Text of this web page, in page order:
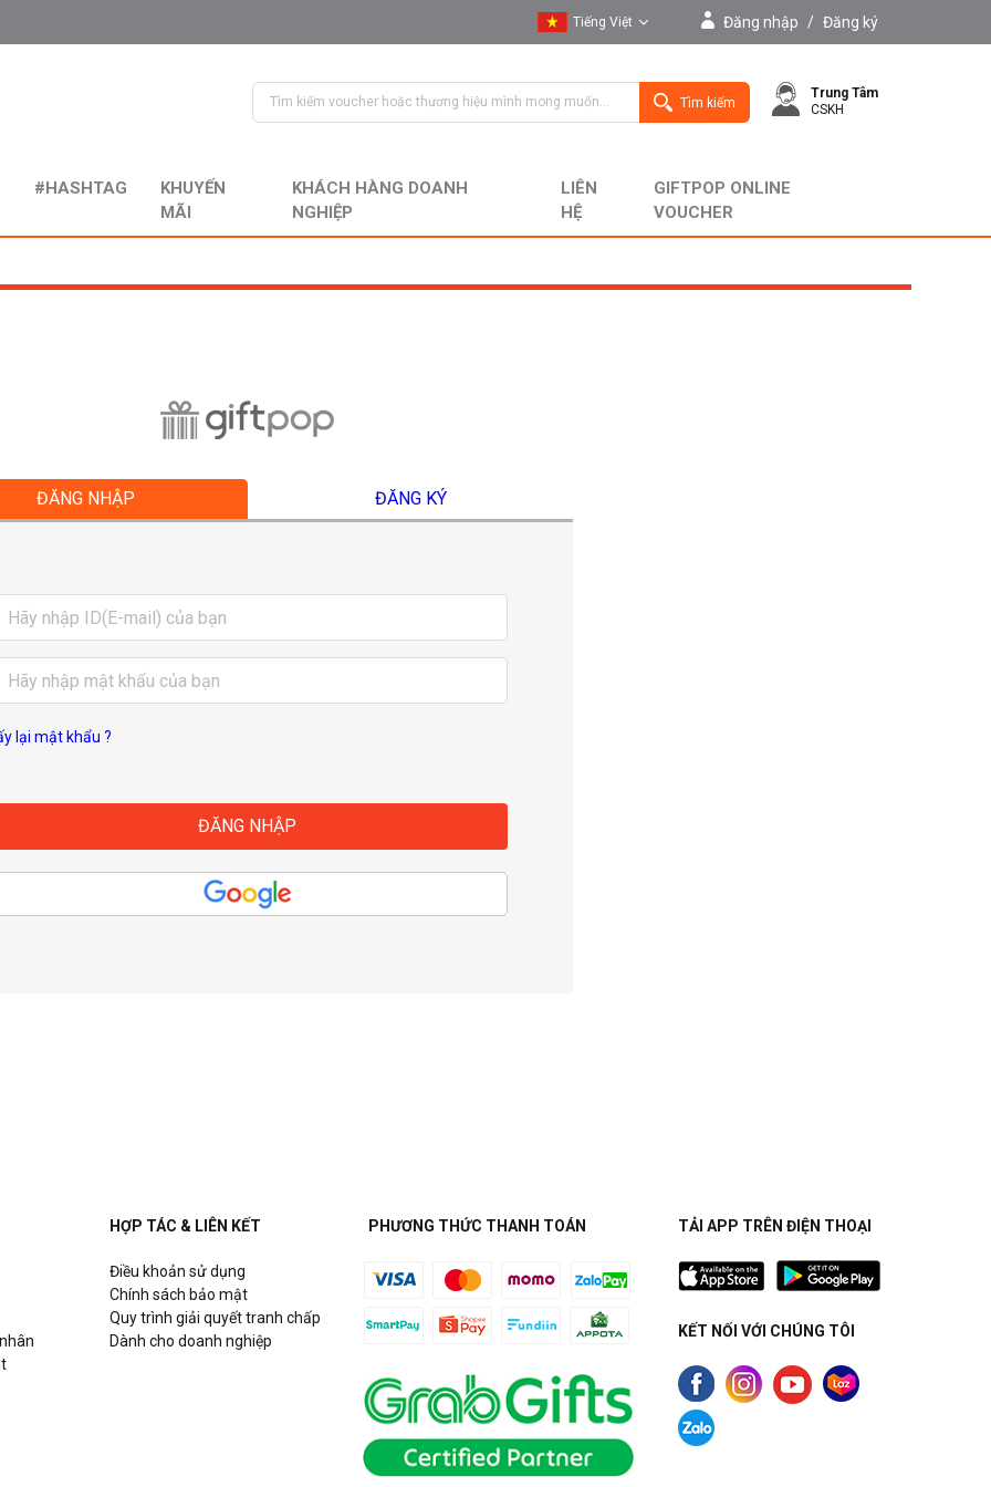
Tiếng Việt
English
Đăng nhập / Đăng ký
Tìm kiếm
Trung Tâm
CSKH
#HASHTAG
KHUYẾN
MÃI
KHÁCH HÀNG DOANH
NGHIỆP
LIÊN
HỆ
GIFTPOP ONLINE
VOUCHER
ĐĂNG NHẬP ĐĂNG KÝ
lại mật khẩu ?
HỢP TÁC & LIÊN KẾT
Điều khoản sử dụng
Chính sách bảo mật
Quy trình giải quyết tranh chấp
Dành cho doanh nghiệp
PHƯƠNG THỨC THANH TOÁN TẢI APP TRÊN ĐIỆN THOẠI
KẾT NỐI VỚI CHÚNG TÔI